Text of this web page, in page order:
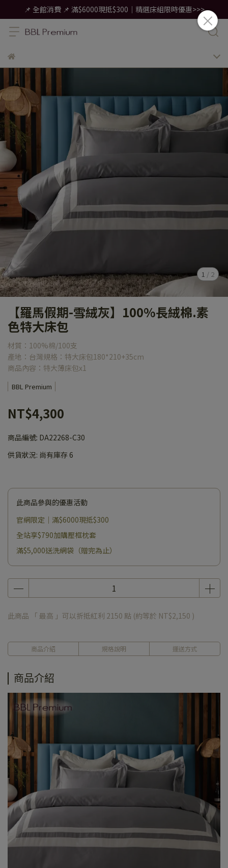
📌 全館消費 📌 滿$6000現抵$300｜精選床組限時優惠>>>
1 / 2
【羅馬假期-雪絨灰】100%長絨棉.素
色特大床包
材質：100%棉/100支
產地：台灣規格：特大床包180*210+35cm
商品內容：特大薄床包x1
BBL Premium
NT$4,300
商品編號: DA22268-C30
供貨狀況: 尚有庫存 6
此商品參與的優惠活動
官網限定｜滿$6000現抵$300
全站享$790加購壓框枕套
滿$5,000送洗網袋（贈完為止）
此商品 「 最高 」可以折抵紅利 2150 點 (約等於 NT$2,150 )
商品介紹 規格說明 運送方式
商品介紹